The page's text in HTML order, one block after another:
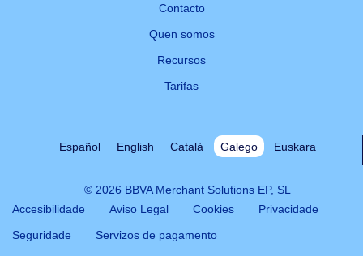
Contacto
Quen somos
Recursos
Tarifas
Español English Català Galego Euskara
© 2026 BBVA Merchant Solutions EP, SL
Accesibilidade
Aviso Legal Cookies
Privacidade
Seguridade
Servizos de pagamento